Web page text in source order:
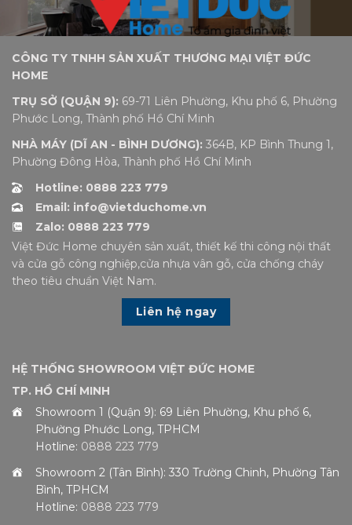
CÔNG TY TNHH SẢN XUẤT THƯƠNG MẠI VIỆT ĐỨC
HOME
TRỤ SỞ (QUẬN 9): 69-71 Liên Phường, Khu phố 6, Phường
Phước Long, Thành phố Hồ Chí Minh
NHÀ MÁY (DĨ AN - BÌNH DƯƠNG): 364B, KP Bình Thung 1,
Phường Đông Hòa, Thành phố Hồ Chí Minh
Hotline: 0888 223 779
Email: info@vietduchome.vn
Zalo: 0888 223 779
Việt Đức Home chuyên sản xuất, thiết kế thi công nội thất
và cửa gỗ công nghiệp,cửa nhựa vân gỗ, cửa chống cháy
theo tiêu chuẩn Việt Nam.
Liên hệ ngay
HỆ THỐNG SHOWROOM VIỆT ĐỨC HOME
TP. HỒ CHÍ MINH
Showroom 1 (Quận 9): 69 Liên Phường, Khu phố 6,
Phường Phước Long, TPHCM
Hotline: 0888 223 779
Showroom 2 (Tân Bình): 330 Trường Chinh, Phường Tân
Bình, TPHCM
Hotline: 0888 223 779